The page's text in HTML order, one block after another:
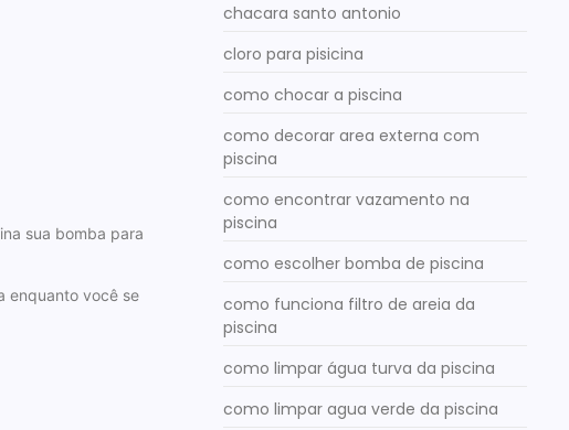
sua bomba para
enquanto você se
chacara santo antonio
cloro para pisicina
como chocar a piscina
como decorar area externa com
piscina
como encontrar vazamento na
piscina
como escolher bomba de piscina
como funciona filtro de areia da
piscina
como limpar água turva da piscina
como limpar agua verde da piscina